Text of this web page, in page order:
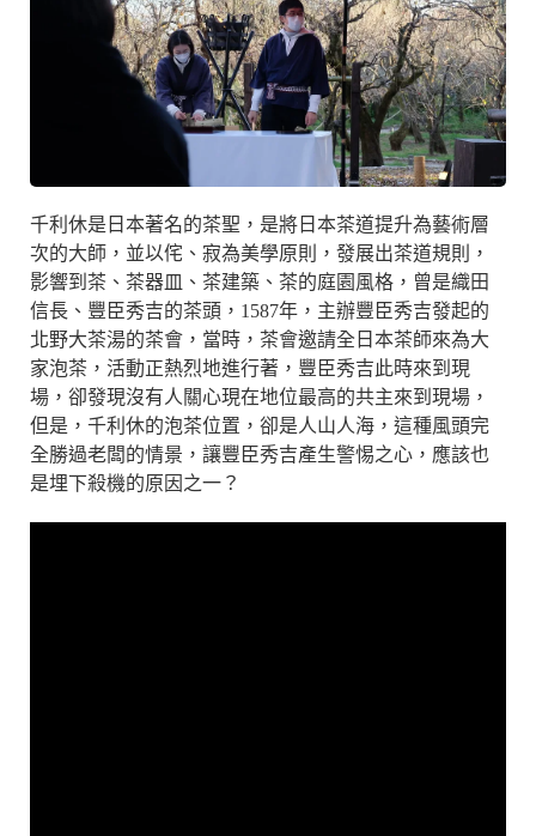
千利休是日本著名的茶聖，是將日本茶道提升為藝術層
次的大師，並以侘、寂為美學原則，發展出茶道規則，
影響到茶、茶器皿、茶建築、茶的庭園風格，曾是織田
信長、豐臣秀吉的茶頭，1587年，主辦豐臣秀吉發起的
北野大茶湯的茶會，當時，茶會邀請全日本茶師來為大
家泡茶，活動正熱烈地進行著，豐臣秀吉此時來到現
場，卻發現沒有人關心現在地位最高的共主來到現場，
但是，千利休的泡茶位置，卻是人山人海，這種風頭完
全勝過老闆的情景，讓豐臣秀吉產生警惕之心，應該也
是埋下殺機的原因之一？